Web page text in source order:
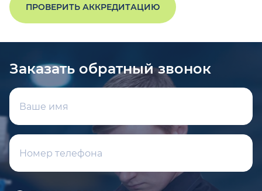
ПРОВЕРИТЬ АККРЕДИТАЦИЮ
Заказать обратный звонок